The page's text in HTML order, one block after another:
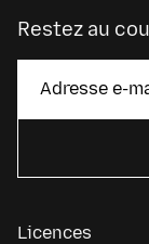
Restez au
Licences